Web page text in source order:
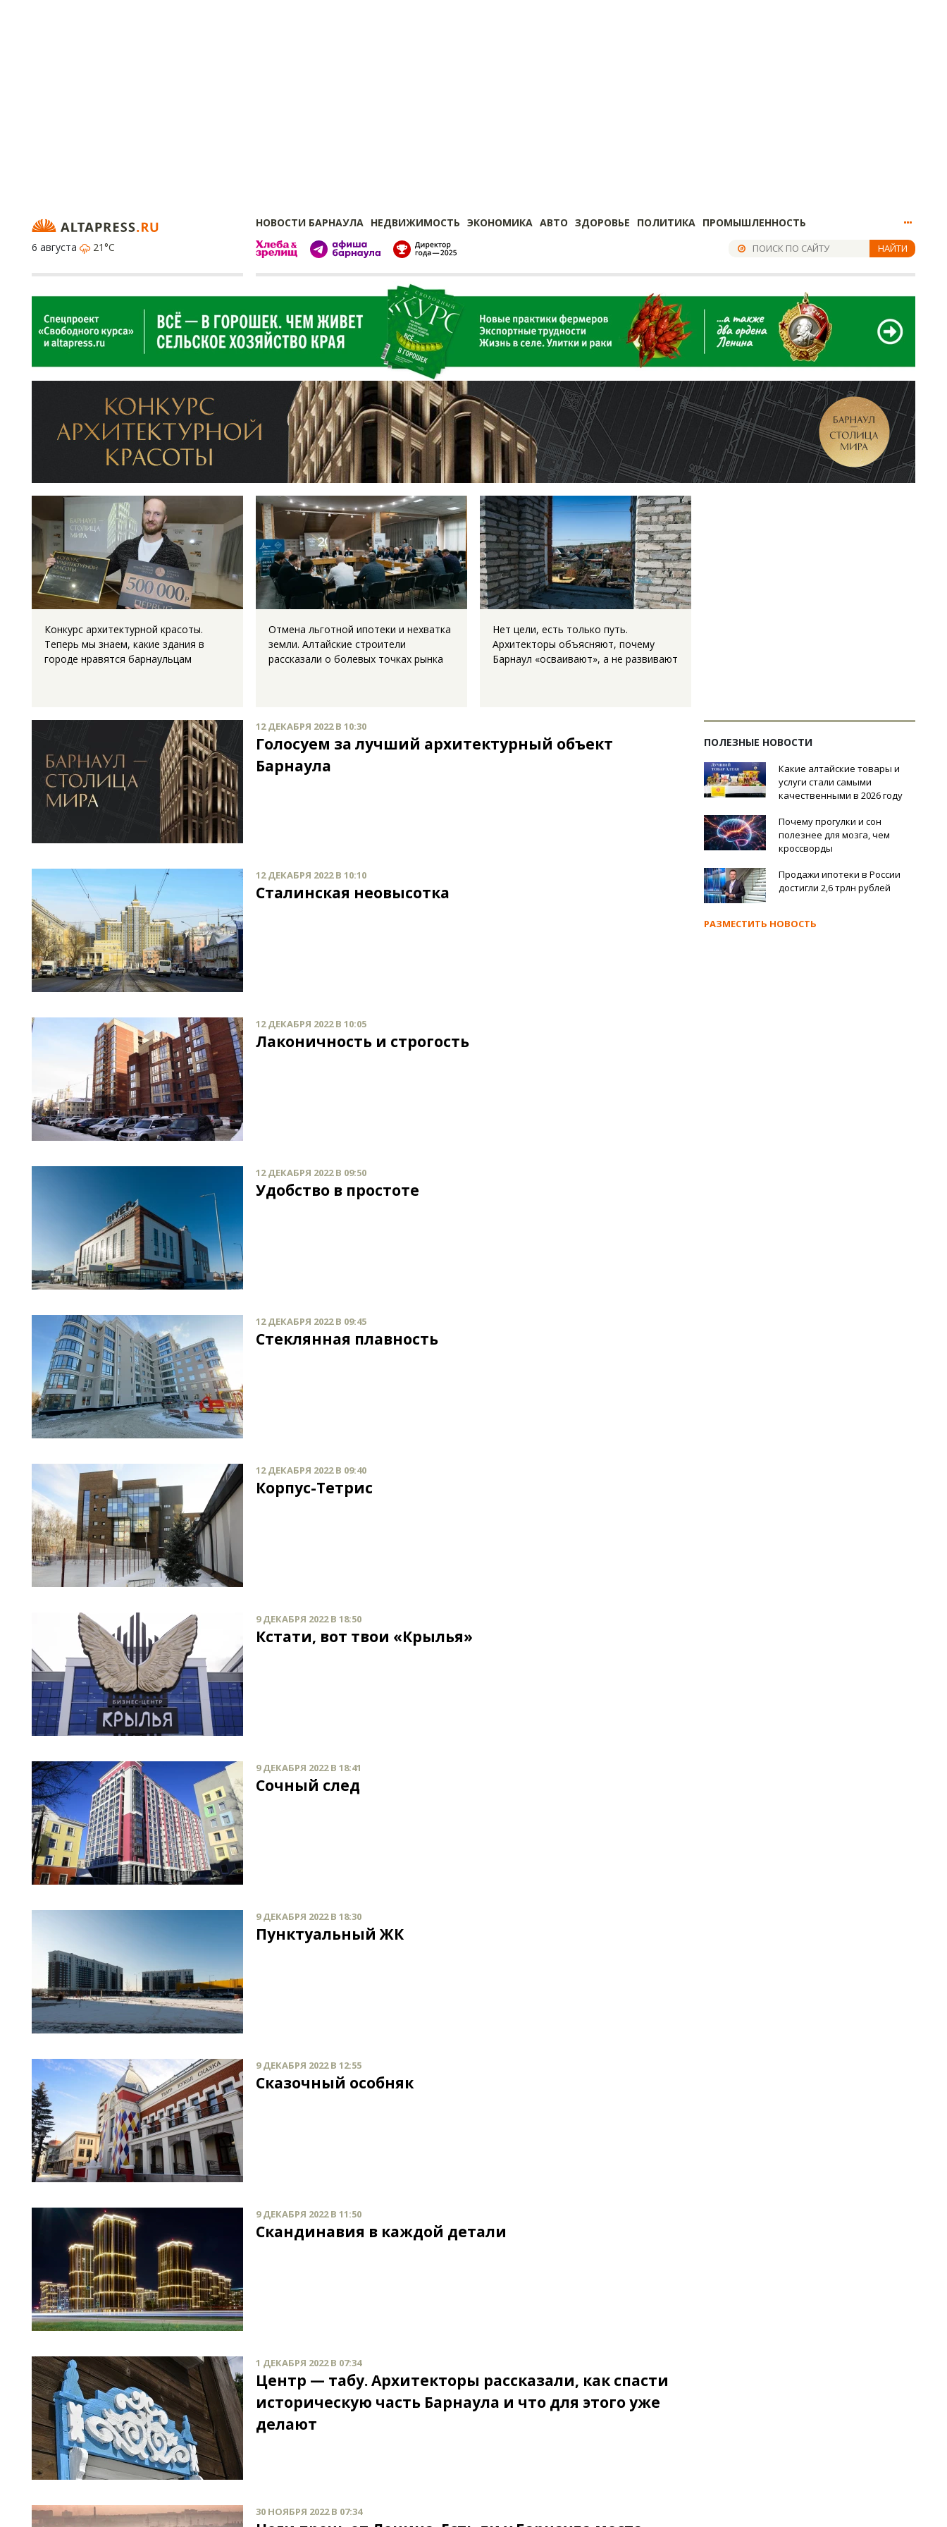
НОВОСТИ БАРНАУЛА НЕДВИЖИМОСТЬ ЭКОНОМИКА АВТО ЗДОРОВЬЕ ПОЛИТИКА ПРОМЫШЛЕННОСТЬ
6 августа
21°C НАЙТИ
Конкурс архитектурной красоты.
Теперь мы знаем, какие здания в
городе нравятся барнаульцам
Отмена льготной ипотеки и нехватка
земли. Алтайские строители
рассказали о болевых точках рынка
Нет цели, есть только путь.
Архитекторы объясняют, почему
Барнаул «осваивают», а не развивают
12 ДЕКАБРЯ 2022 В 10:30
Голосуем за лучший архитектурный объект
Барнаула
12 ДЕКАБРЯ 2022 В 10:10
Сталинская неовысотка
12 ДЕКАБРЯ 2022 В 10:05
Лаконичность и строгость
12 ДЕКАБРЯ 2022 В 09:50
Удобство в простоте
12 ДЕКАБРЯ 2022 В 09:45
Стеклянная плавность
12 ДЕКАБРЯ 2022 В 09:40
Корпус-Тетрис
9 ДЕКАБРЯ 2022 В 18:50
Кстати, вот твои «Крылья»
9 ДЕКАБРЯ 2022 В 18:41
Сочный след
9 ДЕКАБРЯ 2022 В 18:30
Пунктуальный ЖК
9 ДЕКАБРЯ 2022 В 12:55
Сказочный особняк
9 ДЕКАБРЯ 2022 В 11:50
Скандинавия в каждой детали
1 ДЕКАБРЯ 2022 В 07:34
Центр — табу. Архитекторы рассказали, как спасти
историческую часть Барнаула и что для этого уже
делают
30 НОЯБРЯ 2022 В 07:34
ПОЛЕЗНЫЕ НОВОСТИ
Какие алтайские товары и
услуги стали самыми
качественными в 2026 году
Почему прогулки и сон
полезнее для мозга, чем
кроссворды
Продажи ипотеки в России
достигли 2,6 трлн рублей
РАЗМЕСТИТЬ НОВОСТЬ